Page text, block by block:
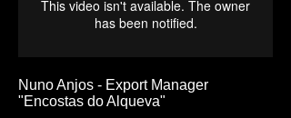
Nuno Anjos - Export Manager
"Encostas do Alqueva"